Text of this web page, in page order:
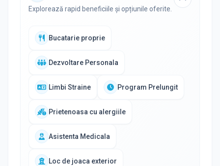
Explorează rapid beneficiile și opțiunile oferite.
Bucatarie proprie
Dezvoltare Personala
Limbi Straine Program Prelungit
Prietenoasa cu alergiile
Asistenta Medicala
Loc de joaca exterior